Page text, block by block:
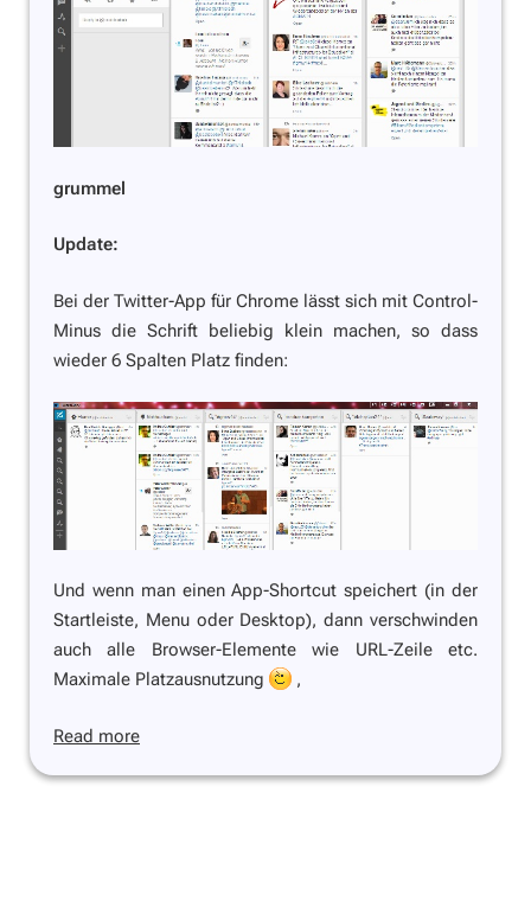
grummel
Update:
Bei der Twitter-App für Chrome lässt sich mit Control-
Minus die Schrift beliebig klein machen, so dass
wieder 6 Spalten Platz finden:
Und wenn man einen App-Shortcut speichert (in der
Startleiste, Menu oder Desktop), dann verschwinden
auch alle Browser-Elemente wie URL-Zeile etc.
Maximale Platzausnutzung
,
Read more